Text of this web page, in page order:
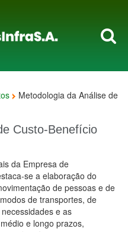
Metodologia da Análise de
Custo-Benefício
da Empresa de
se a elaboração do
de pessoas e de
de transportes, de
e as
e longo prazos,